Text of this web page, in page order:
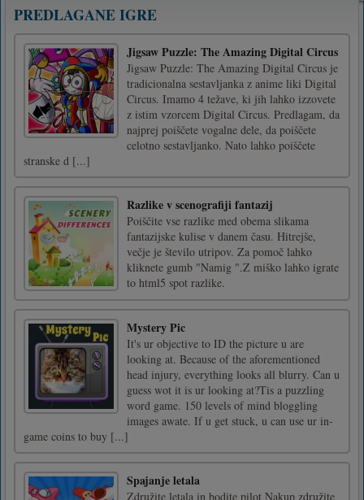
PREDLAGANE IGRE
Jigsaw Puzzle: The Amazing Digital Circus
Jigsaw Puzzle: The Amazing Digital Circus je
tradicionalna sestavljanka z anime liki Digital
Circus. Imamo 4 težave, ki jih lahko izzovete
z istim vzorcem Digital Circus. Predlagam, da
najprej poiščete vogalne dele, da poiščete
celotno sestavljanko. Nato lahko poiščete
stranske d [...]
Razlike v scenografiji fantazij
Poiščite vse razlike med obema slikama
fantazijske kulise v danem času. Hitrejše,
večje je število utripov. Za pomoč lahko
kliknete gumb "Namig ".Z miško lahko igrate
to html5 spot razlike.
Mystery Pic
It's ur objective to ID the picture u are
looking at. Because of the aforementioned
head injury, everything looks all blurry. Can u
guess wot it is ur looking at?Tis a puzzling
word game. 150 levels of mind bloggling
images awate. If u get stuck, u can use ur in-
game coins to buy [...]
Spajanje letala
Združite letala in bodite pilot Nakup združite